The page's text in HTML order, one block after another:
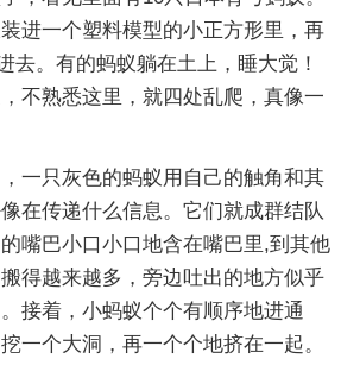
进一个塑料模型的小正方形里，再
去。有的蚂蚁躺在土上，睡大觉！
不熟悉这里，就四处乱爬，真像一
一只灰色的蚂蚁用自己的触角和其
在传递什么信息。它们就成群结队
嘴巴小口小口地含在嘴巴里,到其他
得越来越多，旁边吐出的地方似乎
接着，小蚂蚁个个有顺序地进通
一个大洞，再一个个地挤在一起。